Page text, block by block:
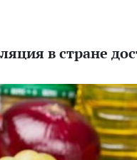
в стране